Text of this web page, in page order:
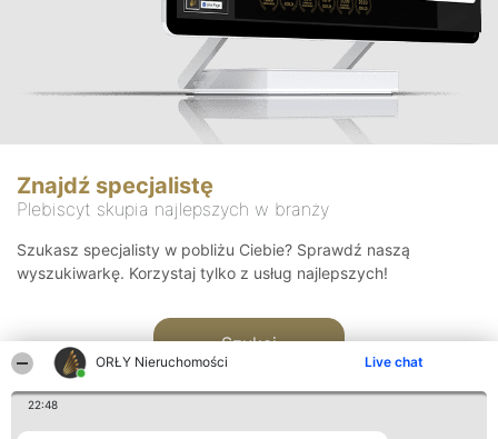
ORŁY Nieruchomości Live chat
22:48
Znajdź specjalistę
Plebiscyt skupia najlepszych w branży
Szukasz specjalisty w pobliżu Ciebie? Sprawdź naszą
wyszukiwarkę. Korzystaj tylko z usług najlepszych!
Szukaj